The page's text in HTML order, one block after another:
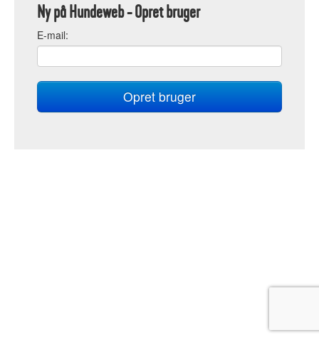
Ny på Hundeweb - Opret bruger
E-mail: